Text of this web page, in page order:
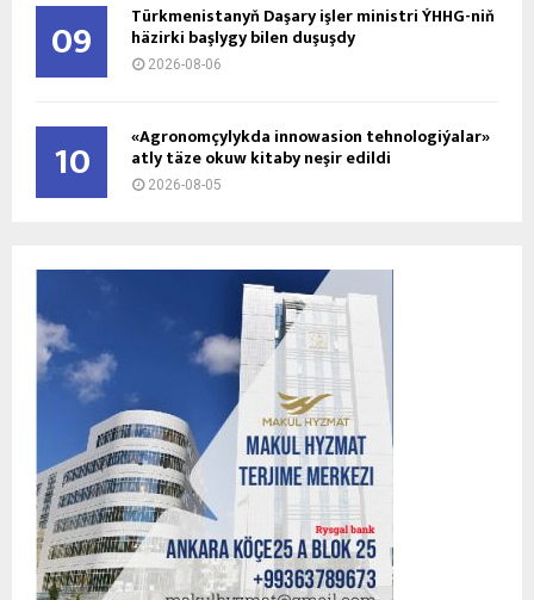
09 Türkmenistanyň Daşary işler ministri ÝHHG-niň
häzirki başlygy bilen duşuşdy
2026-08-06
10 «Agronomçylykda innowasion tehnologiýalar»
atly täze okuw kitaby neşir edildi
2026-08-05